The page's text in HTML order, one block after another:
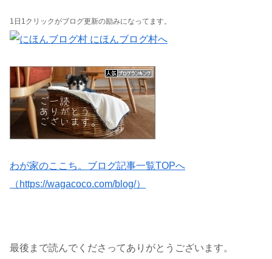
1日1クリックがブログ更新の励みになってます。
わが家のここち。ブログ記事一覧TOPへ
（https://wagacoco.com/blog/）
最後まで読んでくださってありがとうございます。